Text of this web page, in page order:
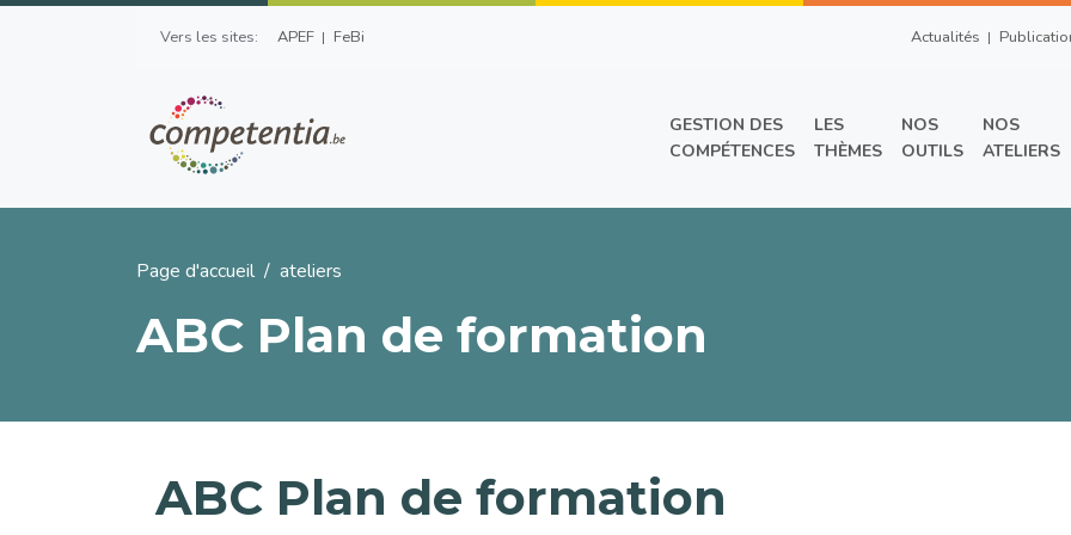
Aller au contenu principal
Vers les sites: Top Left Menu
APEF FeBi Top Right
Actualités
Main menu
GESTION DES
COMPÉTENCES
LES
THÈMES
NOS
OUTILS
NOS
ATELIERS
Fil d'Ariane
Page d'accueil ateliers
ABC Plan de formation
ABC Plan de formation